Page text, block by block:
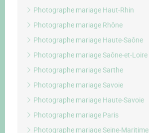
Photographe mariage Haut-Rhin
Photographe mariage Rhône
Photographe mariage Haute-Saône
Photographe mariage Saône-et-Loire
Photographe mariage Sarthe
Photographe mariage Savoie
Photographe mariage Haute-Savoie
Photographe mariage Paris
Photographe mariage Seine-Maritime